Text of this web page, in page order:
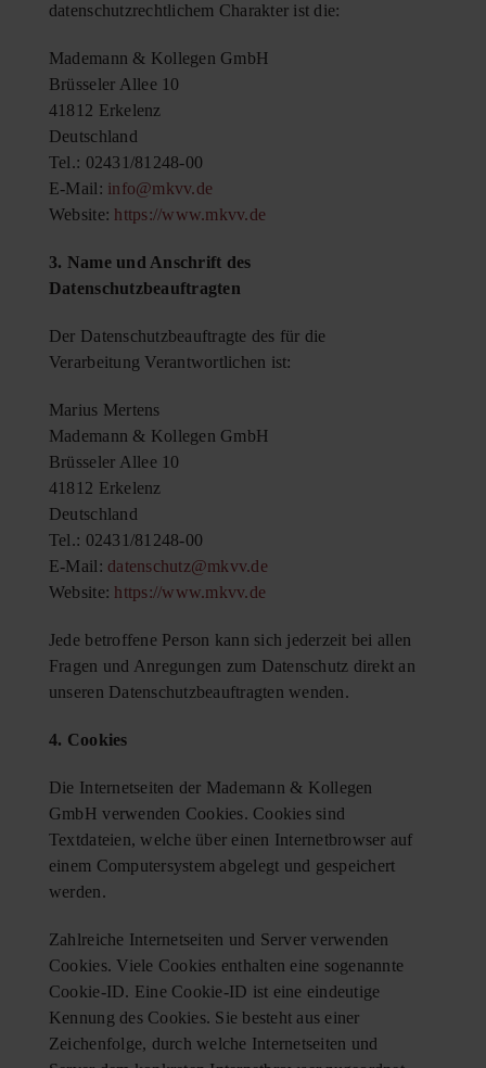
datenschutzrechtlichem Charakter ist die:
Mademann & Kollegen GmbH
Brüsseler Allee 10
41812 Erkelenz
Deutschland
Tel.: 02431/81248-00
E-Mail: info@mkvv.de
Website: https://www.mkvv.de
3. Name und Anschrift des
Datenschutzbeauftragten
Der Datenschutzbeauftragte des für die
Verarbeitung Verantwortlichen ist:
Marius Mertens
Mademann & Kollegen GmbH
Brüsseler Allee 10
41812 Erkelenz
Deutschland
Tel.: 02431/81248-00
E-Mail: datenschutz@mkvv.de
Website: https://www.mkvv.de
Jede betroffene Person kann sich jederzeit bei allen
Fragen und Anregungen zum Datenschutz direkt an
unseren Datenschutzbeauftragten wenden.
4. Cookies
Die Internetseiten der Mademann & Kollegen
GmbH verwenden Cookies. Cookies sind
Textdateien, welche über einen Internetbrowser auf
einem Computersystem abgelegt und gespeichert
werden.
Zahlreiche Internetseiten und Server verwenden
Cookies. Viele Cookies enthalten eine sogenannte
Cookie-ID. Eine Cookie-ID ist eine eindeutige
Kennung des Cookies. Sie besteht aus einer
Zeichenfolge, durch welche Internetseiten und